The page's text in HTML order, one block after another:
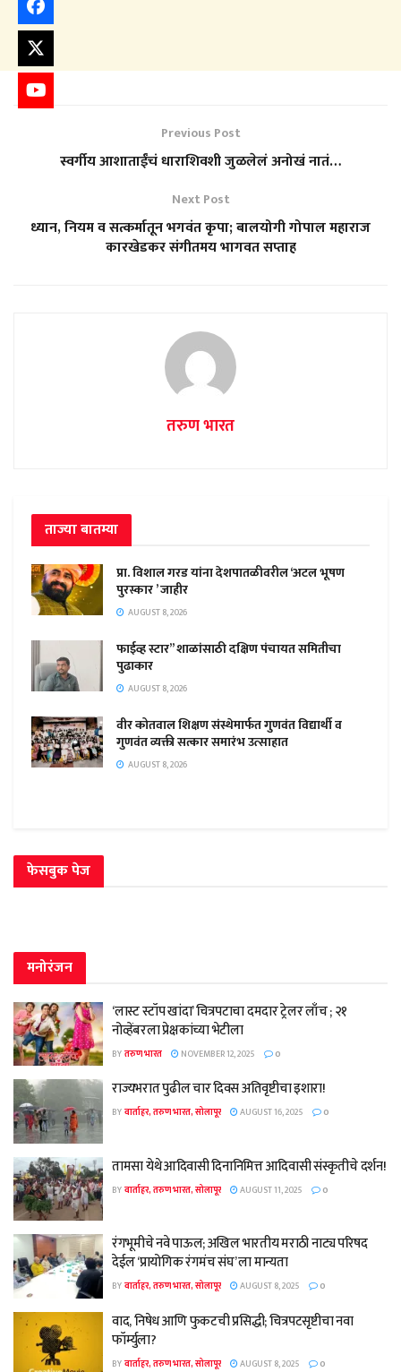
Previous Post
स्वर्गीय आशाताईंचं धाराशिवशी जुळलेलं अनोखं नातं…
Next Post
ध्यान, नियम व सत्कर्मातून भगवंत कृपा; बालयोगी गोपाल महाराज
कारखेडकर संगीतमय भागवत सप्ताह
तरुण भारत
ताज्या बातम्या
प्रा. विशाल गरड यांना देशपातळीवरील ‘अटल भूषण
पुरस्कार ’ जाहीर
AUGUST 8, 2026
फाईव्ह स्टार” शाळांसाठी दक्षिण पंचायत समितीचा
पुढाकार
AUGUST 8, 2026
वीर कोतवाल शिक्षण संस्थेमार्फत गुणवंत विद्यार्थी व
गुणवंत व्यक्ती सत्कार समारंभ उत्साहात
AUGUST 8, 2026
फेसबुक पेज
मनोरंजन
‘लास्ट स्टॉप खांदा’ चित्रपटाचा दमदार ट्रेलर लाँच ; २१
नोव्हेंबरला प्रेक्षकांच्या भेटीला
BYतरुण भारत NOVEMBER 12, 2025 0
राज्यभरात पुढील चार दिवस अतिवृष्टीचा इशारा!
BYवार्ताहर, तरुण भारत, सोलापूर AUGUST 16, 2025 0
तामसा येथे आदिवासी दिनानिमित्त आदिवासी संस्कृतीचे दर्शन!
BYवार्ताहर, तरुण भारत, सोलापूर AUGUST 11, 2025 0
रंगभूमीचे नवे पाऊल; अखिल भारतीय मराठी नाट्य परिषद
देईल ‘प्रायोगिक रंगमंच संघ’ ला मान्यता
BYवार्ताहर, तरुण भारत, सोलापूर AUGUST 8, 2025 0
वाद, निषेध आणि फुकटची प्रसिद्धी; चित्रपटसृष्टीचा नवा
फॉर्म्युला?
BYवार्ताहर, तरुण भारत, सोलापूर AUGUST 8, 2025 0